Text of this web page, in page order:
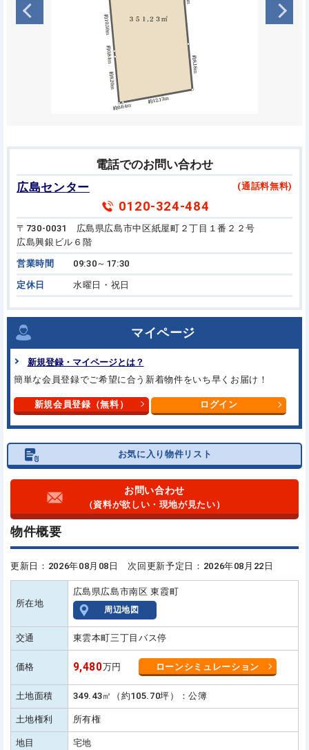
電話でのお問い合わせ
広島センター
(通話料無料)
0120-324-484
〒730-0031 広島県広島市中区紙屋町２丁目１番２２号
広島興銀ビル６階
営業時間 09:30～17:30
定休日 水曜日・祝日
マイページ
新規登録・マイページとは？
簡単な会員登録でご希望に合う 新着物件をいち早くお届け！
新規会員登録（無料） ログイン
お気に入り物件リスト
お問い合わせ
（資料が欲しい・現地が見たい）
物件概要
更新日：2026年08月08日 次回更新予定日：2026年08月22日
所在地
広島県広島市南区 東霞町
周辺地図
交通 東雲本町三丁目バス停
価格 9,480万円 ローンシミュレーション
土地面積 349.43㎡（約105.70坪）：公簿
土地権利 所有権
地目 宅地